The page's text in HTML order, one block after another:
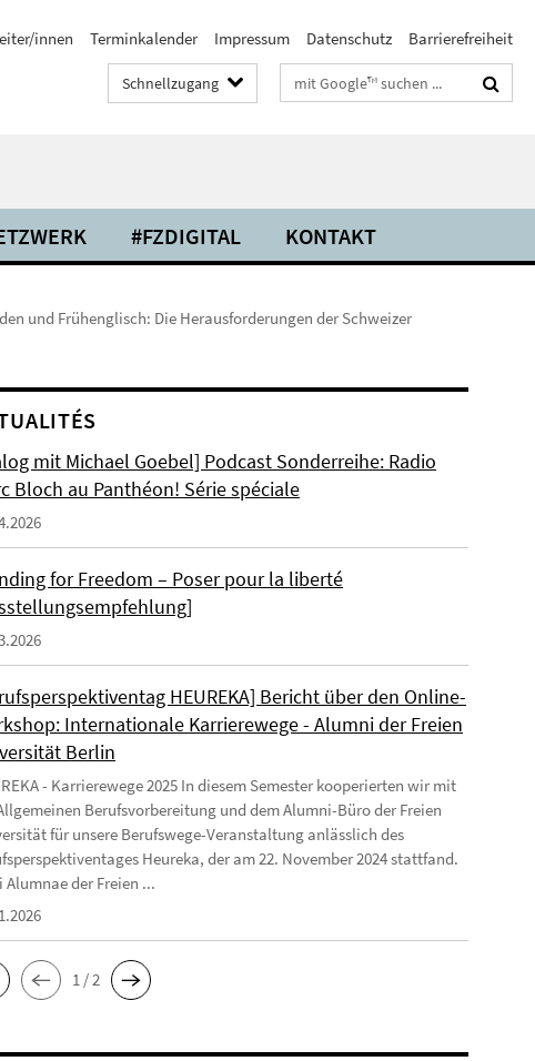
innen Terminkalender Impressum Datenschutz Barrierefreiheit
Schnellzugang Suchbegriffe
#FZDIGITAL KONTAKT
und Frühenglisch: Die Herausforderungen der Schweizer
mit Michael Goebel] Podcast Sonderreihe: Radio
Bloch au Panthéon! Série spéciale
for Freedom – Poser pour la liberté
HEUREKA] Bericht über den Online-
Internationale Karrierewege - Alumni der Freien
Berlin
- Karrierewege 2025 In diesem Semester kooperierten wir mit
Berufsvorbereitung und dem Alumni-Büro der Freien
für unsere Berufswege-Veranstaltung anlässlich des
Heureka, der am 22. November 2024 stattfand.
Alumnae der Freien ...
1 / 2